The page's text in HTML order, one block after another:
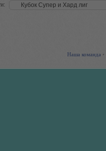
Наша команда •